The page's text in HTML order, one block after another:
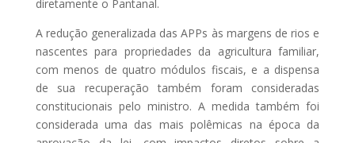
diretamente o Pantanal.
A redução generalizada das APPs às margens de rios e
nascentes para propriedades da agricultura familiar,
com menos de quatro módulos fiscais, e a dispensa
de sua recuperação também foram consideradas
constitucionais pelo ministro. A medida também foi
considerada uma das mais polêmicas na época da